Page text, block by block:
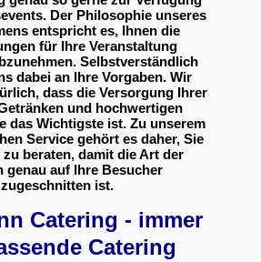
Der Philosophie unseres
entspricht es, Ihnen die
für Ihre Veranstaltung
Selbstverständlich
dabei an Ihre Vorgaben. Wir
dass die Versorgung Ihrer
und hochwertigen
das Wichtigste ist. Zu unserem
Service gehört es daher, Sie
beraten, damit die Art der
genau auf Ihre Besucher
zugeschnitten ist.
Catering - immer
Catering